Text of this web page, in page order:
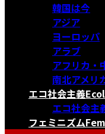
韓国は今
アジア
ヨーロッパ
アラブ
アフリカ・
南北アメリ
エコ社会主義
エコ社会主
フェミニズム